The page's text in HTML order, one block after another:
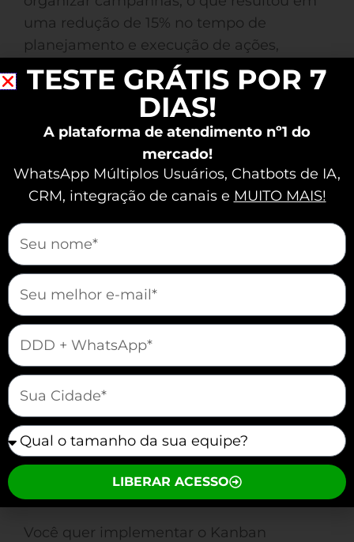
uma redução de 15% no tempo de
planejamento e execução de ações,
aumentando a eficácia das estratégias.
Vamos vender e atender melhor juntos?
Kanban na Prática
Diária
Você quer implementar o Kanban
TESTE GRÁTIS POR 7
DIAS!
A plataforma de atendimento nº1 do
mercado!
WhatsApp Múltiplos Usuários, Chatbots de IA,
CRM, integração de canais e MUITO MAIS!
mauticform[nome]
mauticform[email]
mauticform[telefone]
mauticform[cidade]
mauticform[equipe]
LIBERAR ACESSO